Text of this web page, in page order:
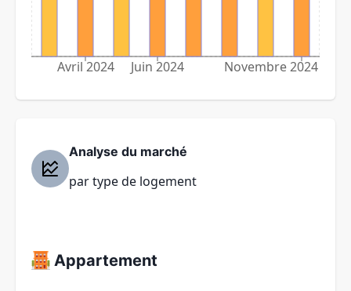
Avril 2024 Juin 2024 Novembre 2024
Analyse du marché
par type de logement
Appartement